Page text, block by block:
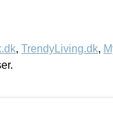
, TrendyLiving.dk,